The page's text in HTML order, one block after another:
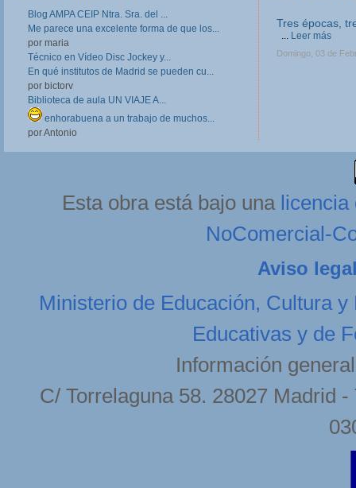
Blog AMPA CEIP Ntra. Sra. del ...
Me parece una excelente forma de que los...
por maria
Técnico en Vídeo Disc Jockey y...
En qué institutos de Madrid se pueden cu...
por bictorv
Biblioteca de aula UN VIAJE A...
enhorabuena a un trabajo de muchos...
por Antonio
Tres épocas,
... Leer más
Domingo, 03 de
Esta obra está bajo una licencia
NoComercial-
Aviso
Ministerio de Educación, Cultura y
Educativas y de
Información
C/ Torrelaguna 58. 28027 Madrid